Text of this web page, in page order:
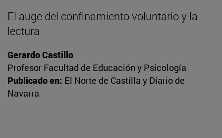
El auge del confinamiento voluntario y la
lectura
Gerardo Castillo
Profesor Facultad de Educación y Psicología
Publicado en: El Norte de Castilla y Diario de
Navarra